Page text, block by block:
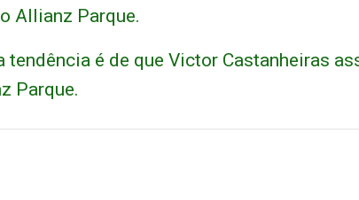
Allianz Parque.
tendência é de que Victor Castanheiras
Parque.